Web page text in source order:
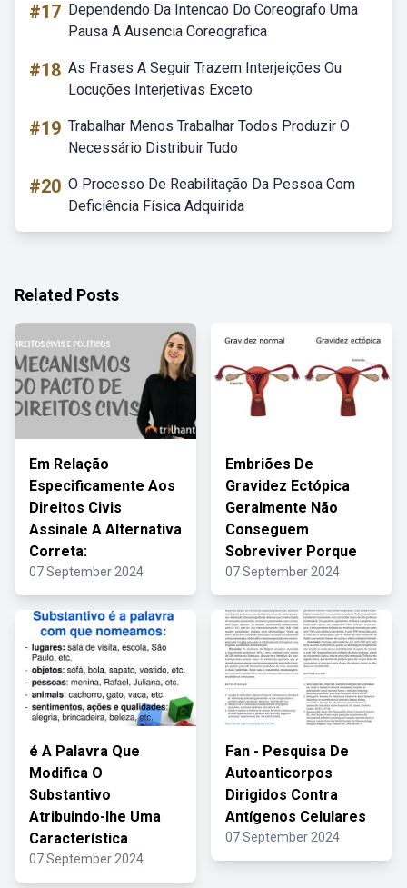
#17 Dependendo Da Intencao Do Coreografo Uma
Pausa A Ausencia Coreografica
#18 As Frases A Seguir Trazem Interjeições Ou
Locuções Interjetivas Exceto
#19 Trabalhar Menos Trabalhar Todos Produzir O
Necessário Distribuir Tudo
#20 O Processo De Reabilitação Da Pessoa Com
Deficiência Física Adquirida
Related Posts
Em Relação
Especificamente Aos
Direitos Civis
Assinale A Alternativa
Correta:
07 September 2024
Embriões De
Gravidez Ectópica
Geralmente Não
Conseguem
Sobreviver Porque
07 September 2024
é A Palavra Que
Modifica O
Substantivo
Atribuindo-lhe Uma
Característica
07 September 2024
Fan - Pesquisa De
Autoanticorpos
Dirigidos Contra
Antígenos Celulares
07 September 2024